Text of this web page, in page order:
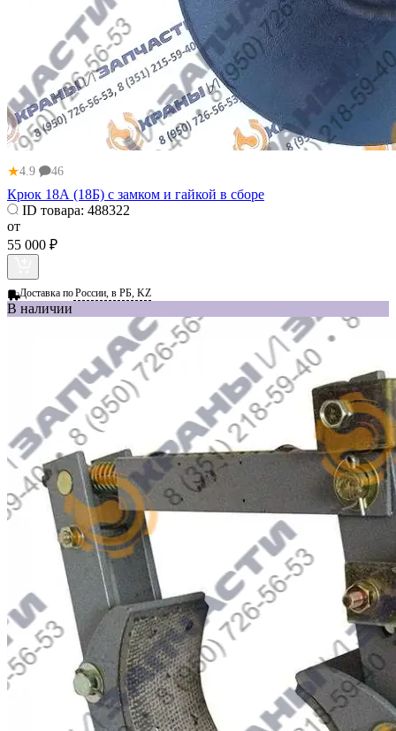
★4.9 46
Крюк 18А (18Б) с замком и гайкой в сборе
ID товара: 488322
от
55 000 ₽
Доставка поРоссии, в РБ, KZ
В наличии